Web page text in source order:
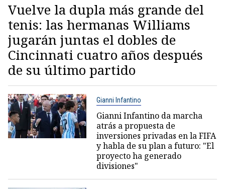
Vuelve la dupla más grande del
tenis: las hermanas Williams
jugarán juntas el dobles de
Cincinnati cuatro años después
de su último partido
Gianni Infantino
Gianni Infantino da marcha
atrás a propuesta de
inversiones privadas en la FIFA
y habla de su plan a futuro: "El
proyecto ha generado
divisiones"